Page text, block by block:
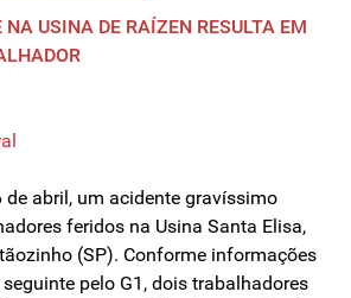
NA USINA DE RAÍZEN RESULTA EM
de abril, um acidente gravíssimo
feridos na Usina Santa Elisa,
(SP). Conforme informações
pelo G1, dois trabalhadores